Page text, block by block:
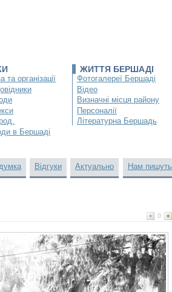
та організації
в Бершаді
ЖИТТЯ БЕРШАДІ
Фотогалереї Бершаді
Відео
Визначні місця району
Персоналії
Літературна Бершадь
Відгуки Актуально Нам пишуть
0